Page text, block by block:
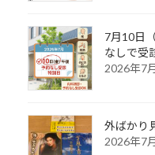
7月10日
なしで受
2026年7
外ばかり
2026年7